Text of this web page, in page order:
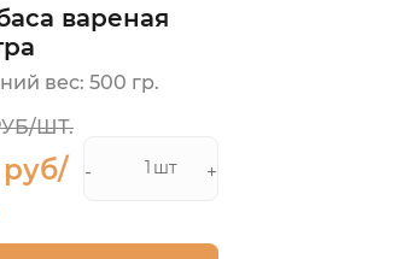
вареная
вес: 500 гр.
ШТ.
руб/
- шт +